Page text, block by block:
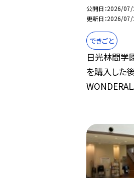
公開日 2026/07/
更新日 2026/07/
できごと
日光林間学
を購入した